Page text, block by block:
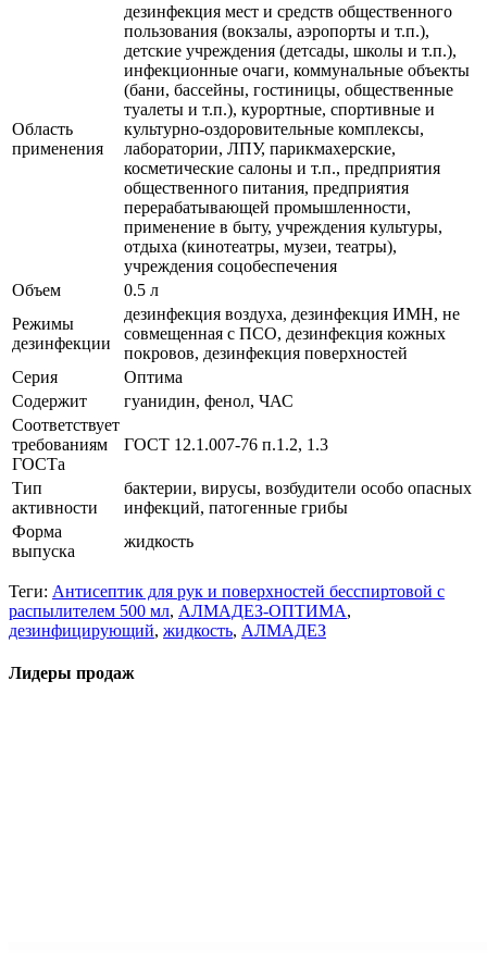
Область
применения
дезинфекция мест и средств общественного
пользования (вокзалы, аэропорты и т.п.),
детские учреждения (детсады, школы и т.п.),
инфекционные очаги, коммунальные объекты
(бани, бассейны, гостиницы, общественные
туалеты и т.п.), курортные, спортивные и
культурно-оздоровительные комплексы,
лаборатории, ЛПУ, парикмахерские,
косметические салоны и т.п., предприятия
общественного питания, предприятия
перерабатывающей промышленности,
применение в быту, учреждения культуры,
отдыха (кинотеатры, музеи, театры),
учреждения соцобеспечения
Объем
0.5 л
Режимы
дезинфекции
дезинфекция воздуха, дезинфекция ИМН, не
совмещенная с ПСО, дезинфекция кожных
покровов, дезинфекция поверхностей
Серия
Оптима
Содержит
гуанидин, фенол, ЧАС
Соответствует
требованиям
ГОСТа
ГОСТ 12.1.007-76 п.1.2, 1.3
Тип
активности
бактерии, вирусы, возбудители особо опасных
инфекций, патогенные грибы
Форма
выпуска
жидкость
Теги: Антисептик для рук и поверхностей бесспиртовой с
распылителем 500 мл, АЛМАДЕЗ-ОПТИМА,
дезинфицирующий, жидкость, АЛМАДЕЗ
Лидеры продаж